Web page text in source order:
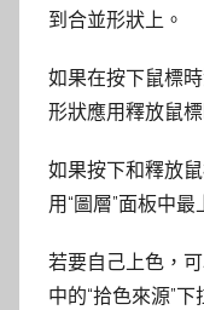
到合並形狀上。
如果在按下鼠標
形狀應用釋放鼠
如果按下和釋放
用“圖層”面板中
若要自己上色，
中的“拾色來源”